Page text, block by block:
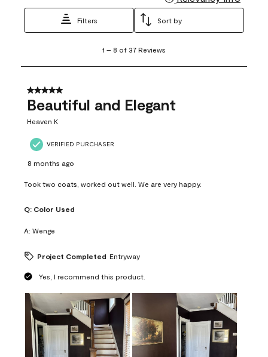
Filters Sort by
8
37
Reviews
1 – 8 of 37 Reviews
5 out of 5 stars.
Beautiful and Elegant
Heaven K
VERIFIED PURCHASER
8 months ago
Took two coats, worked out well. We are very happy.
Q: Color Used
A: Wenge
Project Completed Entryway
Yes, I recommend this product.